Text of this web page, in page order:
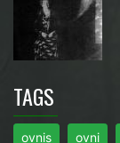
TAGS
ovnis ovni